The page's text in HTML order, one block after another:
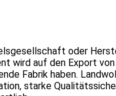
oder
wird auf den Export
Fabrik haben.
starke